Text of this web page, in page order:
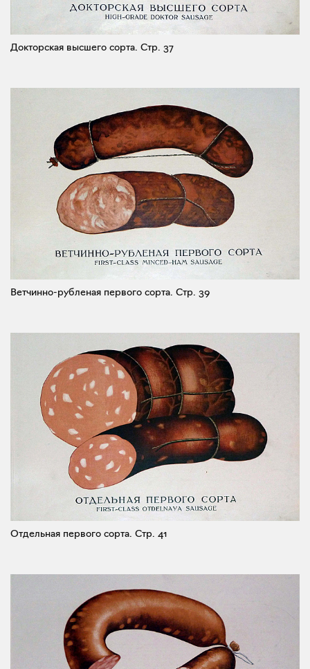
Докторская высшего сорта. Стр. 37
Ветчинно-рубленая первого сорта. Стр. 39
Отдельная первого сорта. Стр. 41